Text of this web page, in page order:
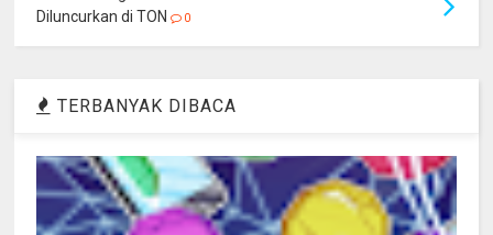
Diluncurkan di TON
0
TERBANYAK DIBACA